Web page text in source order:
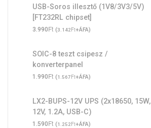
USB-Soros illesztő (1V8/3V3/5V)
[FT232RL chipset]
3.990Ft (3.142Ft+ÁFA)
SOIC-8 teszt csipesz /
konverterpanel
1.990Ft (1.567Ft+ÁFA)
LX2-BUPS-12V UPS (2x18650, 15W,
12V, 1.2A, USB-C)
1.590Ft (1.252Ft+ÁFA)